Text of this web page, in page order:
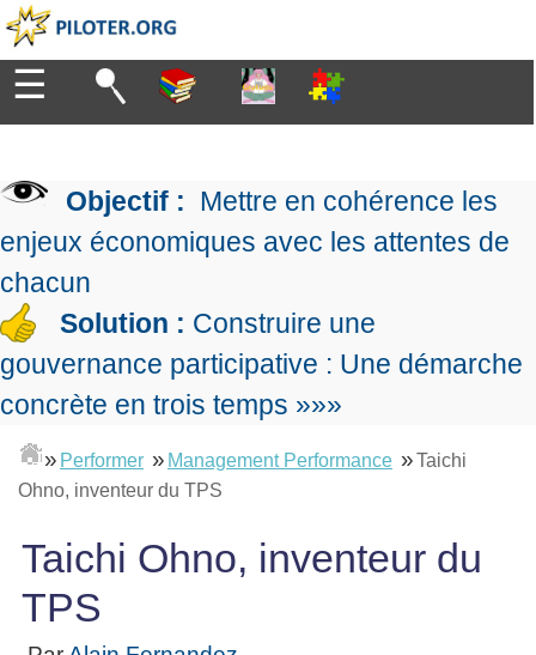
Diriger
de
l'entreprise
Management
Démocratique
de
la
Principes
gouvernance
La
des
Le
Organiser
production
L'Excellence
Lean
expliqué
La
Six
Sigma
Le
Manager
▶
Manager
les
projets
Les
du
de
Les
projet
Construire
Progresser
la
performance
Le
Tableau
bord
Entreprise
La
Entreprendre
De
Salarié→Entrepreneur
Méthode
pour
se
lancer
Se
former
Guide
Tous
les
articles
☰
Objectif : Mettre en cohérence les
enjeux économiques avec les attentes de
chacun
Solution : Construire une
gouvernance participative : Une démarche
concrète en trois temps »»»
» Performer » Management Performance »Taichi
Ohno, inventeur du TPS
Taichi Ohno, inventeur du
TPS